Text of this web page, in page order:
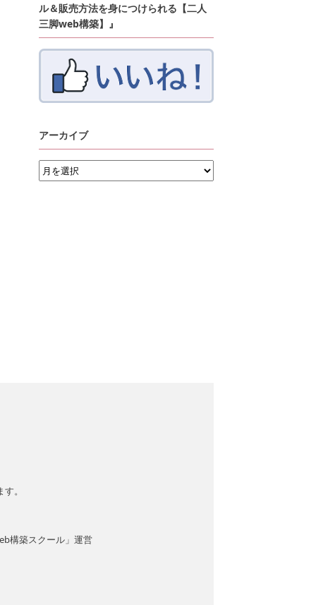
ル＆販売方法を身につけられる【二人
三脚web構築】』
アーカイブ
ア
ー
カ
。
構築スクール」運営